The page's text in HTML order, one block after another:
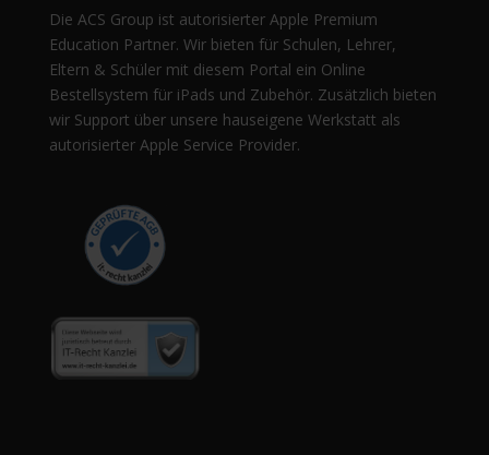
Die ACS Group ist autorisierter Apple Premium
Education Partner. Wir bieten für Schulen, Lehrer,
Eltern & Schüler mit diesem Portal ein Online
Bestellsystem für iPads und Zubehör. Zusätzlich bieten
wir Support über unsere hauseigene Werkstatt als
autorisierter Apple Service Provider.